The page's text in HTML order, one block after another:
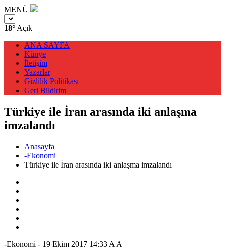
MENÜ
18° Açık
ANA SAYFA
Künye
İletişim
Yazarlar
Gizlilik Politikası
Geri Bildirim
Türkiye ile İran arasında iki anlaşma
imzalandı
Anasayfa
-Ekonomi
Türkiye ile İran arasında iki anlaşma imzalandı
-Ekonomi - 19 Ekim 2017 14:33 A A